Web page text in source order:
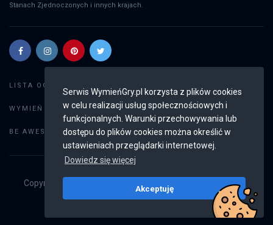
Serwis WymieńGry.pl korzysta z plików cookies
w celu realizacji usług społecznościowych i
funkcjonalnych. Warunki przechowywania lub
dostępu do plików cookies można określić w
ustawieniach przeglądarki internetowej.
Dowiedz się więcej
Akceptuję
Stanach Zjednoczonych i innych krajach.
LISTA OGŁOSZEŃ:
WYMIEŃ GRY: Dodaj ogłoszenie
BE AWESOME: Weryfikacja konta
Copyright © 2019 - 2026
Wszystkie prawa
v2.8.4